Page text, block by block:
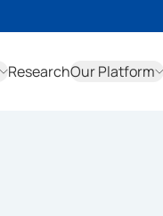
ResearchOur Platform